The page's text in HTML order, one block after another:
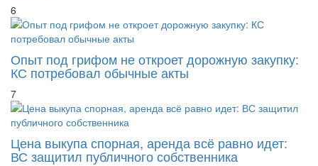
6
Опыт под грифом не откроет дорожную закупку:
КС потребовал обычные акты
7
Цена выкупа спорная, аренда всё равно идет:
ВС защитил публичного собственника